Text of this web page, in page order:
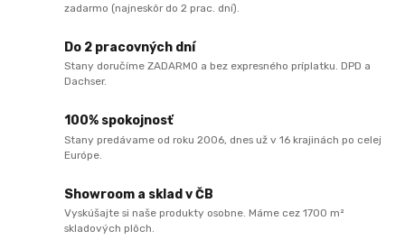
zadarmo (najneskôr do 2 prac. dní).
Do 2 pracovných dní
Stany doručíme ZADARMO a bez expresného príplatku. DPD a
Dachser.
100% spokojnosť
Stany predávame od roku 2006, dnes už v 16 krajinách po celej
Európe.
Showroom a sklad v ČB
Vyskúšajte si naše produkty osobne. Máme cez 1700 m²
skladových plôch.